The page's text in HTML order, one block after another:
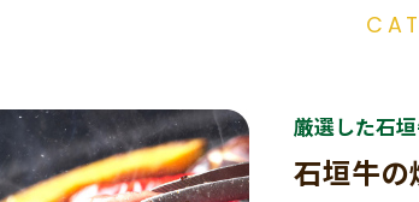
厳選した石
石垣牛の